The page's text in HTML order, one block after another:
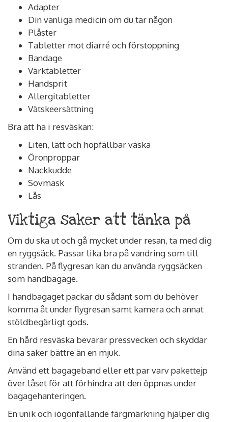
Adapter
Din vanliga medicin om du tar någon
Plåster
Tabletter mot diarré och förstoppning
Bandage
Värktabletter
Handsprit
Allergitabletter
Vätskeersättning
Bra att ha i resväskan:
Liten, lätt och hopfällbar väska
Öronproppar
Nackkudde
Sovmask
Lås
Viktiga saker att tänka på
Om du ska ut och gå mycket under resan, ta med dig
en ryggsäck. Passar lika bra på vandring som till
stranden. På flygresan kan du använda ryggsäcken
som handbagage.
I handbagaget packar du sådant som du behöver
komma åt under flygresan samt kamera och annat
stöldbegärligt gods.
En hård resväska bevarar pressvecken och skyddar
dina saker bättre än en mjuk.
Använd ett bagageband eller ett par varv pakettejp
över låset för att förhindra att den öppnas under
bagagehanteringen.
En unik och iögonfallande färgmärkning hjälper dig